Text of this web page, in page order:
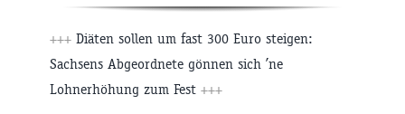
+++ Diäten sollen um fast 300 Euro steigen:
Sachsens Abgeordnete gönnen sich ’ne
Lohnerhöhung zum Fest +++